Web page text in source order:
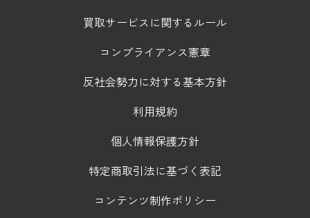
買取サービスに関するルール
コンプライアンス憲章
反社会勢力に対する基本方針
利用規約
個人情報保護方針
特定商取引法に基づく表記
コンテンツ制作ポリシー